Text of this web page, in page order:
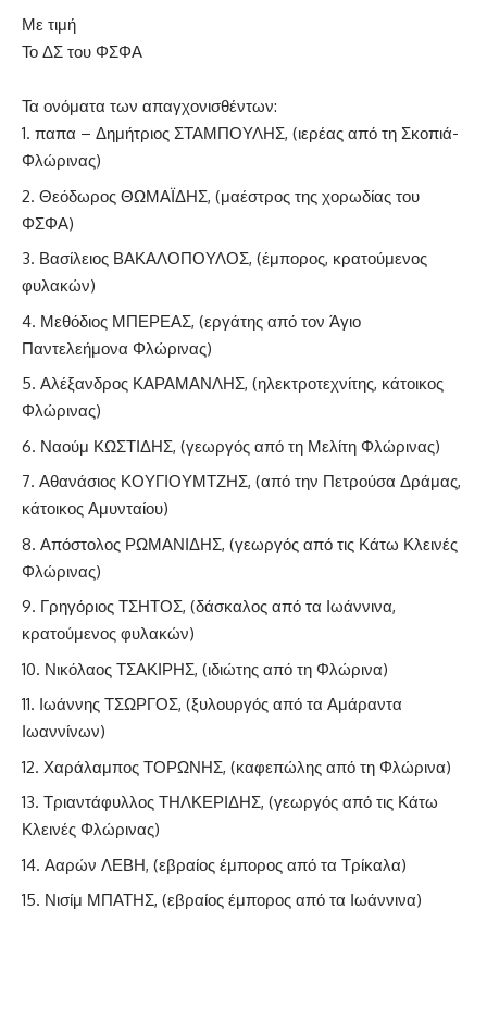
Με τιμή
Το ΔΣ του ΦΣΦΑ
Τα ονόματα των απαγχονισθέντων:
παπα – Δημήτριος ΣΤΑΜΠΟΥΛΗΣ, (ιερέας από τη Σκοπιά-
Φλώρινας)
Θεόδωρος ΘΩΜΑΪΔΗΣ, (μαέστρος της χορωδίας του
ΦΣΦΑ)
Βασίλειος ΒΑΚΑΛΟΠΟΥΛΟΣ, (έμπορος, κρατούμενος
φυλακών)
Μεθόδιος ΜΠΕΡΕΑΣ, (εργάτης από τον Άγιο
Παντελεήμονα Φλώρινας)
Αλέξανδρος ΚΑΡΑΜΑΝΛΗΣ, (ηλεκτροτεχνίτης, κάτοικος
Φλώρινας)
Ναούμ ΚΩΣΤΙΔΗΣ, (γεωργός από τη Μελίτη Φλώρινας)
Αθανάσιος ΚΟΥΓΙΟΥΜΤΖΗΣ, (από την Πετρούσα Δράμας,
κάτοικος Αμυνταίου)
Απόστολος ΡΩΜΑΝΙΔΗΣ, (γεωργός από τις Κάτω Κλεινές
Φλώρινας)
Γρηγόριος ΤΣΗΤΟΣ, (δάσκαλος από τα Ιωάννινα,
κρατούμενος φυλακών)
Νικόλαος ΤΣΑΚΙΡΗΣ, (ιδιώτης από τη Φλώρινα)
Ιωάννης ΤΣΩΡΓΟΣ, (ξυλουργός από τα Αμάραντα
Ιωαννίνων)
Χαράλαμπος ΤΟΡΩΝΗΣ, (καφεπώλης από τη Φλώρινα)
Τριαντάφυλλος ΤΗΛΚΕΡΙΔΗΣ, (γεωργός από τις Κάτω
Κλεινές Φλώρινας)
Ααρών ΛΕΒΗ, (εβραίος έμπορος από τα Τρίκαλα)
Νισίμ ΜΠΑΤΗΣ, (εβραίος έμπορος από τα Ιωάννινα)